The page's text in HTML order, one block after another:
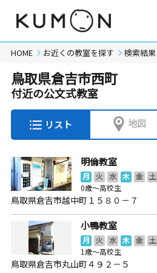
HOME お近くの教室を探す 検索結果
鳥取県倉吉市西町
付近の公文式教室
リスト 地図
明倫教室
月 火 水 木 金 土
0歳～高校生
鳥取県倉吉市越中町１５８０－７
小鴨教室
月 火 水 木 金 土
1歳～高校生
鳥取県倉吉市丸山町４９２－５